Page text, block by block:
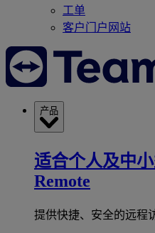
工单
客户门户网站
产品
适合个人及中
Remote
提供快捷、安全的远程